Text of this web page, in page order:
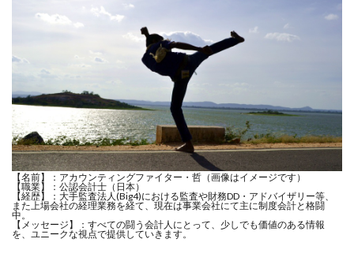
【名前】：アカウンティングファイター・哲（画像はイメージです）
【職業】：公認会計士（日本）
【経歴】：大手監査法人(Big4)における監査や財務DD・アドバイザリー等、
また上場会社の経理業務を経て、現在は事業会社にて主に制度会計と格闘
中。
【メッセージ】：すべての闘う会計人にとって、少しでも価値のある情報
を、ユニークな視点で提供していきます。